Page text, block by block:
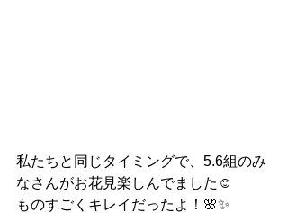
私たちと同じタイミングで、5.6組のみ
なさんがお花見楽しんでました☺️
ものすごくキレイだったよ！🌸✨